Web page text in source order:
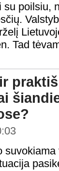
poilsiu,
Tad